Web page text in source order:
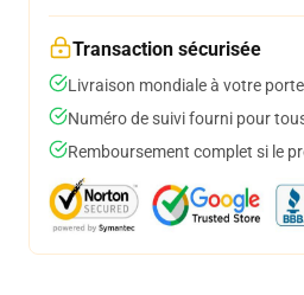
Transaction sécurisée
Livraison mondiale à votre porte
Numéro de suivi fourni pour
Remboursement complet si le